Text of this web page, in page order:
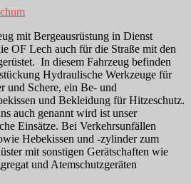
mit Bergeausrüstung in Dienst
OF Lech auch für die Straße mit den
In diesem Fahrzeug befinden
Hydraulische Werkzeuge für
und Schere, ein Be- und
und Bekleidung für Hitzeschutz.
auch genannt wird ist unser
Einsätze. Bei Verkehrsunfällen
Hebekissen und -zylinder zum
mit sonstigen Gerätschaften wie
und Atemschutzgeräten